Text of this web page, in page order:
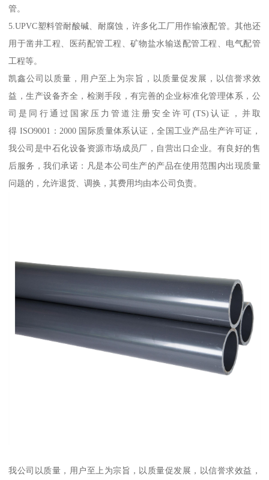
管。
5.UPVC塑料管耐酸碱、耐腐蚀，许多化工厂用作输液配管。其他还
用于凿井工程、医药配管工程、矿物盐水输送配管工程、电气配管
工程等。
凯鑫公司以质量，用户至上为宗旨，以质量促发展，以信誉求效
益，生产设备齐全，检测手段，有完善的企业标准化管理体系，公
司是同行通过国家压力管道注册安全许可(TS)认证，并取
得 ISO9001：2000 国际质量体系认证，全国工业产品生产许可证，
我公司是中石化设备资源市场成员厂，自营出口企业。有良好的售
后服务，我们承诺：凡是本公司生产的产品在使用范围内出现质量
问题的，允许退货、调换，其费用均由本公司负责。
我公司以质量，用户至上为宗旨，以质量促发展，以信誉求效益，